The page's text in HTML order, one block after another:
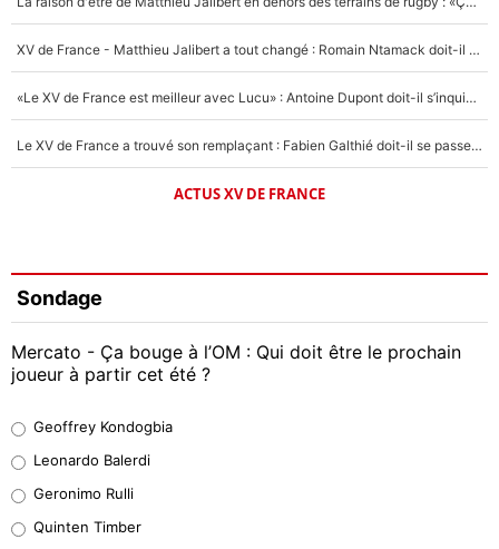
XV de France - Matthieu Jalibert a tout changé : Romain Ntamack doit-il s’inquiéter pour sa place à un an de la Coupe du monde ?
«Le XV de France est meilleur avec Lucu» : Antoine Dupont doit-il s’inquiéter pour sa place ?
Le XV de France a trouvé son remplaçant : Fabien Galthié doit-il se passer d'Antoine Dupont ?
ACTUS XV DE FRANCE
Sondage
Mercato - Ça bouge à l’OM : Qui doit être le prochain
joueur à partir cet été ?
38%
32%
Geoffrey Kondogbia
Leonardo Balerdi
Geronimo Rulli
Quinten Timber